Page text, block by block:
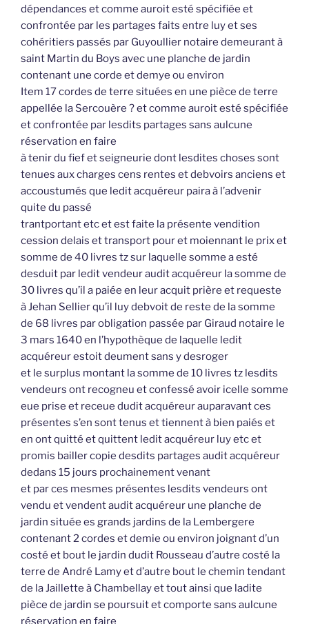
dépendances et comme auroit esté spécifiée et
confrontée par les partages faits entre luy et ses
cohéritiers passés par Guyoullier notaire demeurant à
saint Martin du Boys avec une planche de jardin
contenant une corde et demye ou environ
Item 17 cordes de terre situées en une pièce de terre
appellée la Sercouère ? et comme auroit esté spécifiée
et confrontée par lesdits partages sans aulcune
réservation en faire
à tenir du fief et seigneurie dont lesdites choses sont
tenues aux charges cens rentes et debvoirs anciens et
accoustumés que ledit acquéreur paira à l’advenir
quite du passé
trantportant etc et est faite la présente vendition
cession delais et transport pour et moiennant le prix et
somme de 40 livres tz sur laquelle somme a esté
desduit par ledit vendeur audit acquéreur la somme de
30 livres qu’il a paiée en leur acquit prière et requeste
à Jehan Sellier qu’il luy debvoit de reste de la somme
de 68 livres par obligation passée par Giraud notaire le
3 mars 1640 en l’hypothèque de laquelle ledit
acquéreur estoit deument sans y desroger
et le surplus montant la somme de 10 livres tz lesdits
vendeurs ont recogneu et confessé avoir icelle somme
eue prise et receue dudit acquéreur auparavant ces
présentes s’en sont tenus et tiennent à bien paiés et
en ont quitté et quittent ledit acquéreur luy etc et
promis bailler copie desdits partages audit acquéreur
dedans 15 jours prochainement venant
et par ces mesmes présentes lesdits vendeurs ont
vendu et vendent audit acquéreur une planche de
jardin située es grands jardins de la Lembergere
contenant 2 cordes et demie ou environ joignant d’un
costé et bout le jardin dudit Rousseau d’autre costé la
terre de André Lamy et d’autre bout le chemin tendant
de la Jaillette à Chambellay et tout ainsi que ladite
pièce de jardin se poursuit et comporte sans aulcune
réservation en faire